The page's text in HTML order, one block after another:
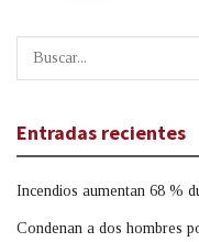
Entradas recientes
Incendios aumentan 68 %
Condenan a dos hombres